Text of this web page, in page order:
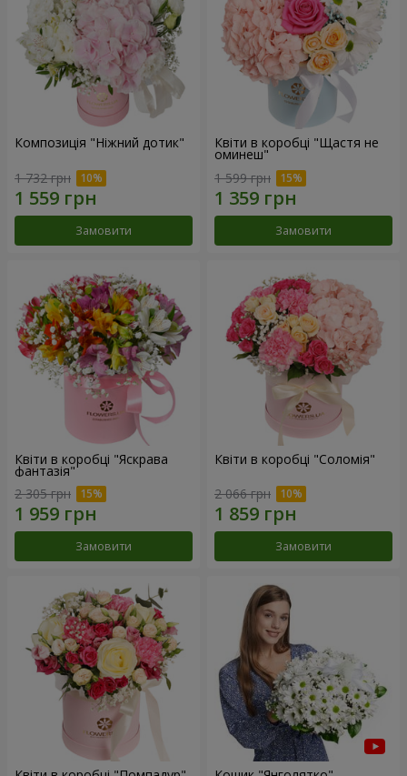
Композиція "Ніжний дотик"
1 732 грн
Замовити
Квіти в коробці "Щастя не
оминеш"
1 599 грн
Замовити
Квіти в коробці "Яскрава
фантазія"
2 305 грн
Замовити
Квіти в коробці "Соломія"
2 066 грн
Замовити